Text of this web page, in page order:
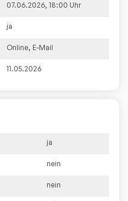
07.06.2026, 18:00 Uhr
ja
Online, E-Mail
11.05.2026
ja
nein
nein